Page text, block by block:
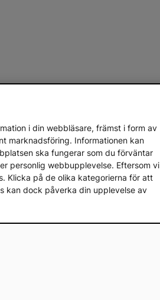
i din webbläsare, främst i form av
marknadsföring. Informationen kan
ska fungerar som du förväntar
personlig webbupplevelse. Eftersom vi
Klicka på de olika kategorierna för att
kan dock påverka din upplevelse av